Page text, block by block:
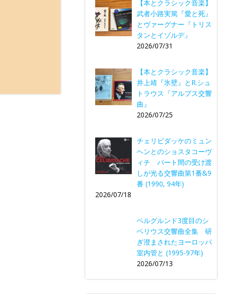
【本とクラシック音楽】
武者小路実篤『愛と死』
とヴァーグナー『トリス
タンとイゾルデ』
2026/07/31
【本とクラシック音楽】
井上靖『氷壁』とR.シュ
トラウス『アルプス交響
曲』
2026/07/25
チェリビダッケのミュン
ヘンとのショスタコーヴ
ィチ パート間の受け渡
しが光る交響曲第1番&9
番 (1990, 94年)
2026/07/18
ベルグルンド3度目のシ
ベリウス交響曲全集 研
ぎ澄まされたヨーロッパ
室内管と (1995-97年)
2026/07/13